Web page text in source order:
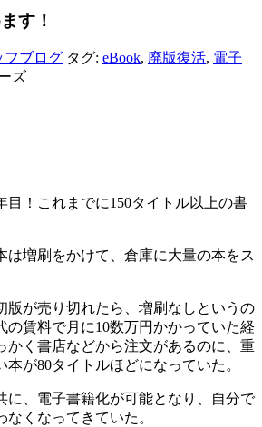
す！
フブログ タグ: eBook, 廃版復活, 電子
ズ
目！これまでに150タイトル以上の書
は増刷をかけて、倉庫に大量の本をス
版が売り切れたら、増刷なしというの
の賃料で月に10数万円かかっていた経
かく書店などから注文があるのに、重
が80タイトルほどになっていた。
に、電子書籍化が可能となり、自分で
くなってきていた。